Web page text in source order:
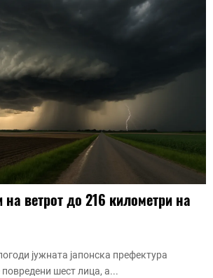
на ветрот до 216 километри на
јужната јапонска префектура
шест лица, а...